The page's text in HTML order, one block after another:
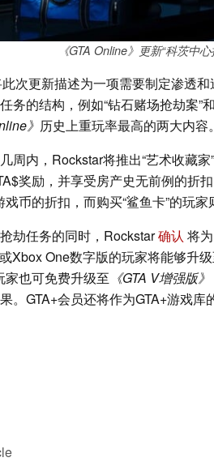
《GTA Online》更新“科茨中
次更新描述为一项需要制定渗透
务的结构，例如“钻石赌场抢劫案”
》 历史上重玩率最高的两大内容。
周内，Rockstar将推出“艺术收藏
奖励，并享受房产史无前例的折
币的折扣，而购买“鲨鱼卡”的玩
劫任务的同时，Rockstar确认 将
Xbox One数字版的玩家将能够升
家也可免费升级至 《GTA V增强版》
。GTA+会员还将作为GTA+游戏库